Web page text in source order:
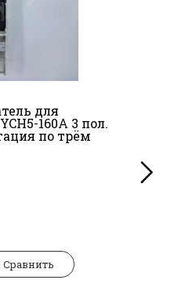
для
160A 3 пол.
по трём
Сравнить